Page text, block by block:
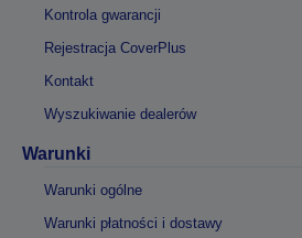
Kontrola gwarancji
Rejestracja CoverPlus
Kontakt
Wyszukiwanie dealerów
Warunki
Warunki ogólne
Warunki płatności i dostawy